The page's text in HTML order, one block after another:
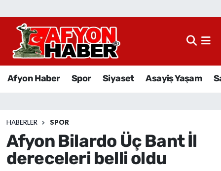
Afyon Haber Spor Siyaset Asayiş Yaşam
HABERLER SPOR
Afyon Bilardo Üç Bant İl
dereceleri belli oldu
Afyon Haber
Sağlık
Eğitim